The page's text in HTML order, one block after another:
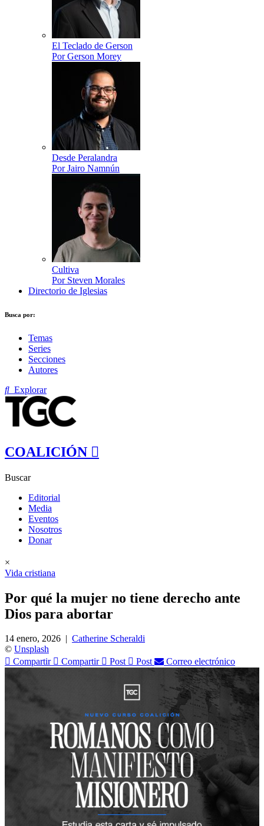
El Teclado de Gerson
Por Gerson Morey
Desde Peralandra
Por Jairo Namnún
Cultiva
Por Steven Morales
Directorio de Iglesias
Busca por:
Temas
Series
Secciones
Autores
Explorar
COALICIÓN
Buscar
Editorial
Media
Eventos
Nosotros
Donar
×
Vida cristiana
Por qué la mujer no tiene derecho ante
Dios para abortar
14 enero, 2026 | Catherine Scheraldi
© Unsplash
Compartir
Compartir Post Post Correo electrónico